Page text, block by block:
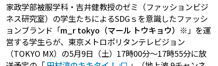
家政学部被服学科・吉井健教授のゼミ（ファッションビジ
ネス研究室）の学生たちによるSDGｓを意識したファッシ
ョンブランド「m_r tokyo（マール トウキョウ）※ 」を運
営する学生らが、東京メトロポリタンテレビジョン
（TOKYO MX）の5月9日（土）17時00分～17時55分に放